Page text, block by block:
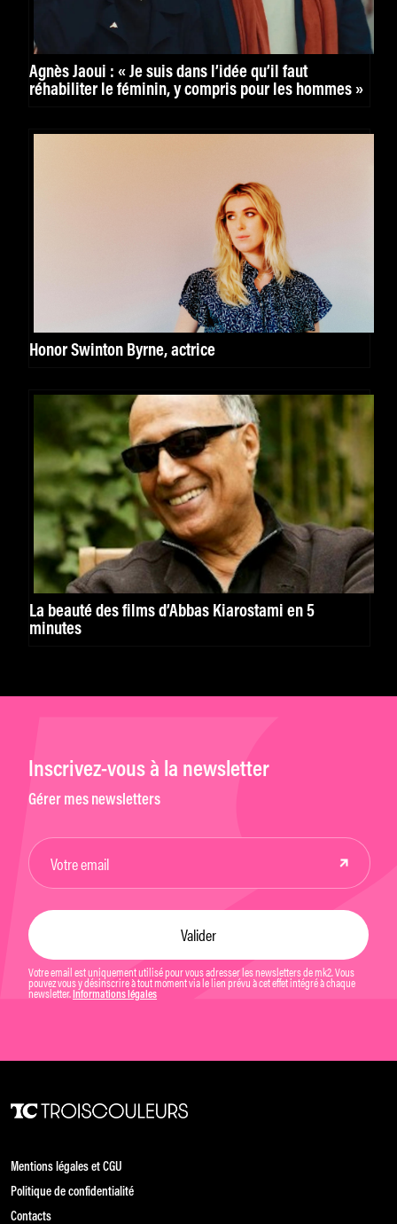
Agnès Jaoui : « Je suis dans l’idée qu’il faut
réhabiliter le féminin, y compris pour les hommes »
Honor Swinton Byrne, actrice
La beauté des films d’Abbas Kiarostami en 5
minutes
Inscrivez-vous à la newsletter
Gérer mes newsletters
Votre email est uniquement utilisé pour vous adresser les newsletters de mk2. Vous
pouvez vous y désinscrire à tout moment via le lien prévu à cet effet intégré à chaque
newsletter. Informations légales
Mentions légales et CGU
Politique de confidentialité
Contacts